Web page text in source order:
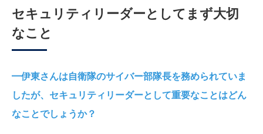
セキュリティリーダーとしてまず大切
なこと
━伊東さんは自衛隊のサイバー部隊長を務められていま
したが、セキュリティリーダーとして重要なことはどん
なことでしょうか？